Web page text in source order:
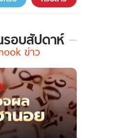
รอบสัปดาห์
ข่าว